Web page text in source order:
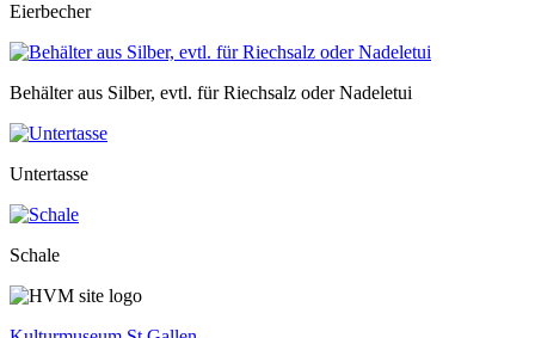
Eierbecher
Behälter aus Silber, evtl. für Riechsalz oder Nadeletui
Untertasse
Schale